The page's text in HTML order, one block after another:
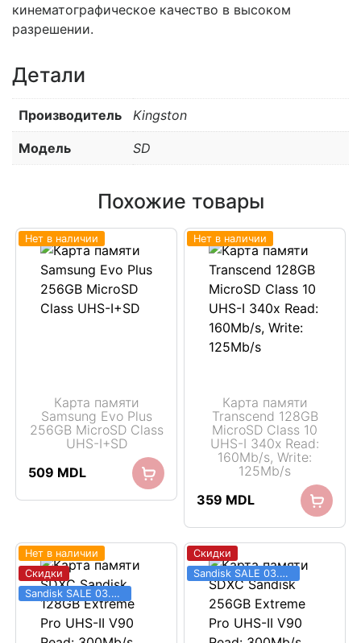
кинематографическое качество в высоком
разрешении.
Детали
Производитель Kingston
Модель SD
Похожие товары
Нет в наличии
Карта памяти
Samsung Evo Plus
256GB MicroSD Class
UHS-I+SD
509 MDL
Нет в наличии
Карта памяти
Transcend 128GB
MicroSD Class 10
UHS-I 340x Read:
160Mb/s, Write:
125Mb/s
359 MDL
Нет в наличии
Скидки
Sandisk SALE 03.06 - 31.08
Скидки
Sandisk SALE 03.06 - 31.08